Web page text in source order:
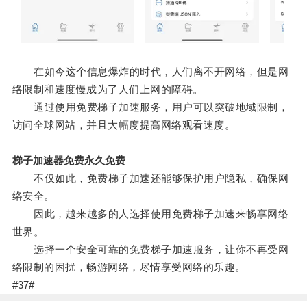
在如今这个信息爆炸的时代，人们离不开网络，但是网
络限制和速度慢成为了人们上网的障碍。
通过使用免费梯子加速服务，用户可以突破地域限制，
访问全球网站，并且大幅度提高网络观看速度。
梯子加速器免费永久免费
不仅如此，免费梯子加速还能够保护用户隐私，确保网
络安全。
因此，越来越多的人选择使用免费梯子加速来畅享网络
世界。
选择一个安全可靠的免费梯子加速服务，让你不再受网
络限制的困扰，畅游网络，尽情享受网络的乐趣。
#37#